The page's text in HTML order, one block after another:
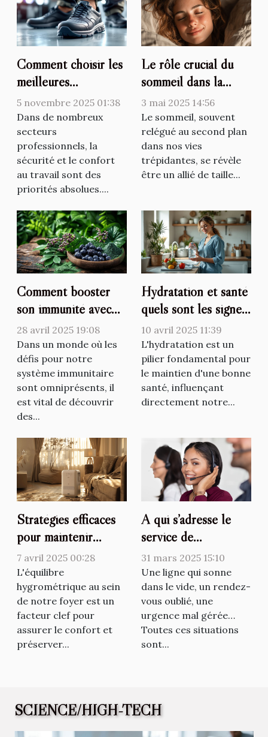
Comment choisir les
meilleures
chaussures
antidérapantes pour
votre profession ?
5 novembre 2025 01:38
Dans de nombreux
secteurs
professionnels, la
sécurité et le confort
au travail sont des
priorités absolues....
Le rôle crucial du
sommeil dans la
prévention du
vieillissement
précoce
3 mai 2025 14:56
Le sommeil, souvent
relégué au second plan
dans nos vies
trépidantes, se révèle
être un allié de taille...
Comment booster
son immunité avec
des superaliments
peu connus
28 avril 2025 19:08
Dans un monde où les
défis pour notre
système immunitaire
sont omniprésents, il
est vital de découvrir
des...
Hydratation et santé
quels sont les signes
de déshydratation
souvent ignorés
10 avril 2025 11:39
L'hydratation est un
pilier fondamental pour
le maintien d'une bonne
santé, influençant
directement notre...
Stratégies efficaces
pour maintenir
l'équilibre
hygrométrique à la
maison
7 avril 2025 00:28
L'équilibre
hygrométrique au sein
de notre foyer est un
facteur clef pour
assurer le confort et
préserver...
A qui s’adresse le
service de
télésecrétariat de
Médiphone
Téléservices ?
31 mars 2025 15:10
Une ligne qui sonne
dans le vide, un rendez-
vous oublié, une
urgence mal gérée…
Toutes ces situations
sont...
SCIENCE/HIGH-TECH